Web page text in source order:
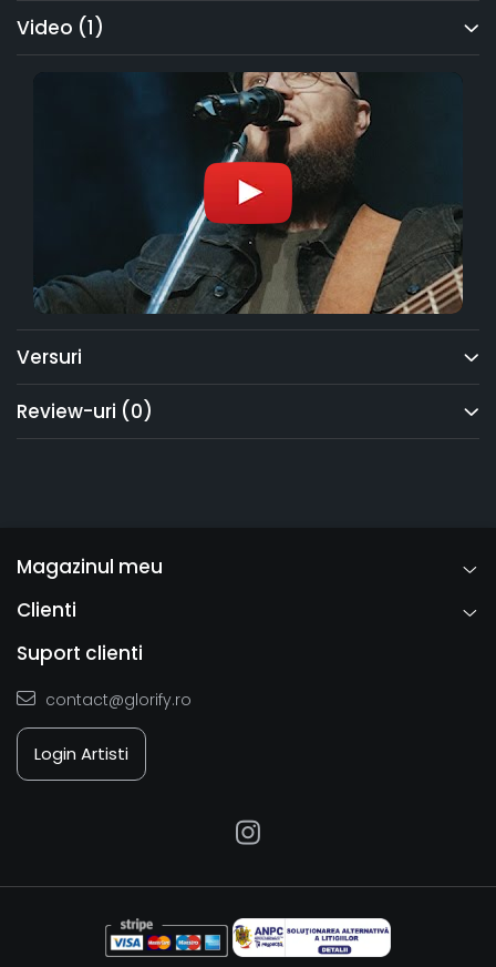
Video (1)
Versuri
Review-uri (0)
Magazinul meu
Clienti
Suport clienti
contact@glorify.ro
Login Artisti